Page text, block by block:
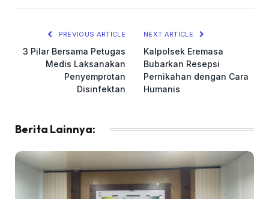
PREVIOUS ARTICLE
3 Pilar Bersama Petugas
Medis Laksanakan
Penyemprotan
Disinfektan
NEXT ARTICLE
Kalpolsek Eremasa
Bubarkan Resepsi
Pernikahan dengan Cara
Humanis
Berita Lainnya: